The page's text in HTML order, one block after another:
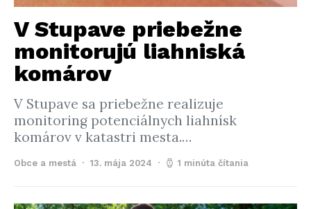
V Stupave priebežne
monitorujú liahniská
komárov
V Stupave sa priebežne realizuje
monitoring potenciálnych liahnísk
komárov v katastri mesta.…
Obce a mestá 13. mája 2024 1 minúta čítania